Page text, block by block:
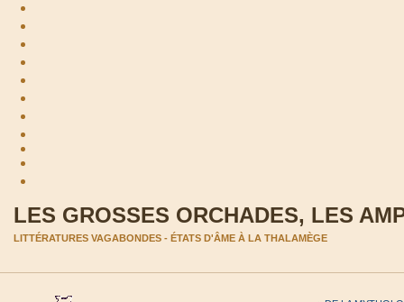
LES GROSSES ORCHADES, LES
LITTÉRATURES VAGABONDES - ÉTATS D'ÂME À LA THALAMÈGE